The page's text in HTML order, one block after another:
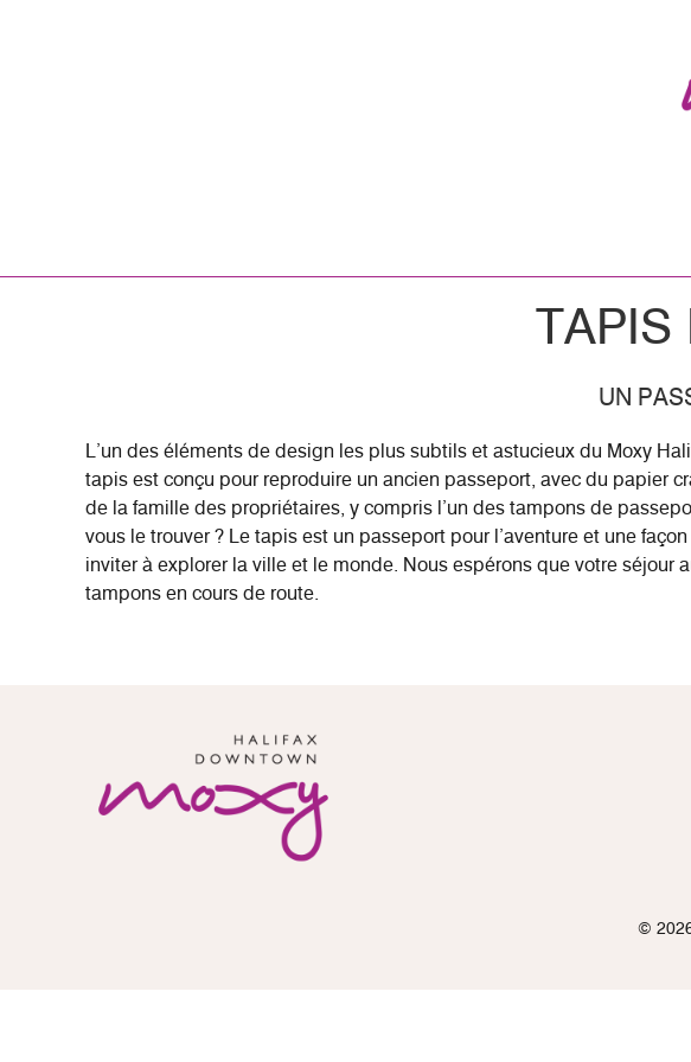
UN
L’un des éléments de design les plus subtils et astucieux du Moxy
tapis est conçu pour reproduire un ancien passeport, avec du papier
de la famille des propriétaires, y compris l’un des tampons de
vous le trouver ? Le tapis est un passeport pour l’aventure et une
inviter à explorer la ville et le monde. Nous espérons que votre
tampons en cours de route.
©